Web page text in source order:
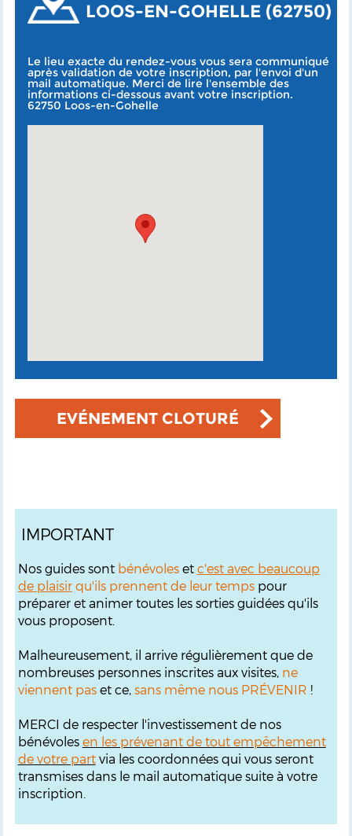
LOOS-EN-GOHELLE (62750)
Le lieu exacte du rendez-vous vous sera communiqué
après validation de votre inscription, par l'envoi d'un
mail automatique. Merci de lire l'ensemble des
informations ci-dessous avant votre inscription.
62750 Loos-en-Gohelle
EVÉNEMENT CLOTURÉ
IMPORTANT
Nos guides sont bénévoleset c'est avec beaucoup
de plaisirqu'ils prennent de leur tempspour
préparer et animer toutes les sorties guidées qu'ils
vous proposent.
Malheureusement, il arrive régulièrement que de
nombreuses personnes inscrites aux visites, ne
viennent paset ce, sans même nous PRÉVENIR !
MERCI de respecter l'investissement de nos
bénévoles en les prévenant de tout empêchement
de votre partvia les coordonnées qui vous seront
transmises dans le mail automatique suite à votre
inscription.